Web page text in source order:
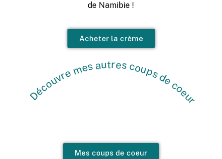
de Namibie !
Acheter la crème
Découvre mes autres coups de coeur
Mes coups de coeur